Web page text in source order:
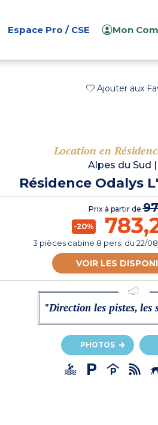
Espace Pro / CSE Mon
Ajouter aux
Location en
Alpes du Sud
Résidence Odalys
Prix à partir de
-20%
3 pièces cabine 8 pers. du 22/
VOIR LES
"Direction les pistes, les
PHOTOS